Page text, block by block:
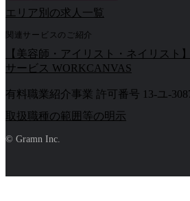
エリア別の求人一覧
関連サービスのご紹介
【美容師・アイリスト・ネイリスト
サービス WORKCANVAS
有料職業紹介事業 許可番号 13-ユ-
取扱職種の範囲等の明示
© Gramn Inc.